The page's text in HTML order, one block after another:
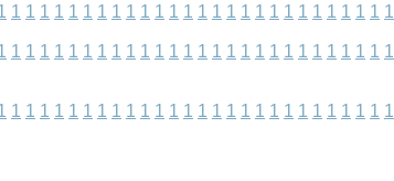
1 1 1 1 1 1 1 1 1 1 1 1 1 1 1 1 1 1 1 1 1 1 1 1 1 1 1
1 1 1 1 1 1 1 1 1 1 1 1 1 1 1 1 1 1 1 1 1 1 1 1 1 1 1
1 1 1 1 1 1 1 1 1 1 1 1 1 1 1 1 1 1 1 1 1 1 1 1 1 1 1